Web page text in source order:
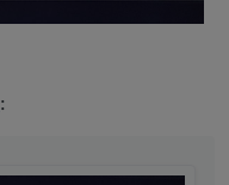
: